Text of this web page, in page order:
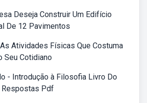
Deseja Construir Um Edifício
De 12 Pavimentos
Atividades Físicas Que Costuma
Seu Cotidiano
- Introdução à Filosofia Livro Do
Pdf